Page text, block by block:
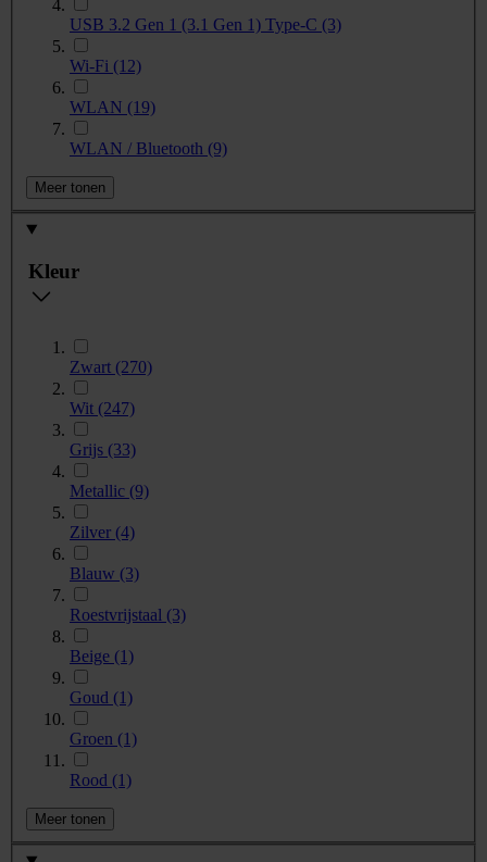
USB 3.2 Gen 1 (3.1 Gen 1) Type-C (3)
Wi-Fi (12)
WLAN (19)
WLAN / Bluetooth (9)
Meer tonen
Kleur
Zwart (270)
Wit (247)
Grijs (33)
Metallic (9)
Zilver (4)
Blauw (3)
Roestvrijstaal (3)
Beige (1)
Goud (1)
Groen (1)
Rood (1)
Meer tonen